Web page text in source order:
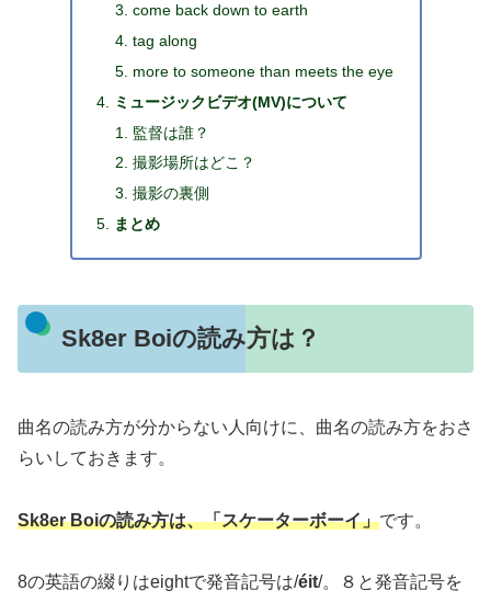
come back down to earth
tag along
more to someone than meets the eye
ミュージックビデオ(MV)について
監督は誰？
撮影場所はどこ？
撮影の裏側
まとめ
Sk8er Boiの読み方は？
曲名の読み方が分からない人向けに、曲名の読み方をおさ
らいしておきます。
Sk8er Boiの読み方は、「スケーターボーイ」です。
8の英語の綴りはeightで発音記号は/éit/。８と発音記号を